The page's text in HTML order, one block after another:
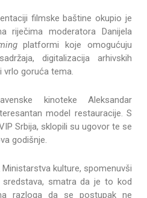
filmske baštine okupio je
riječima moderatora Danijela
platformi koje omogućuju
digitalizacija arhivskih
vrlo goruća tema.
kinoteke Aleksandar
model restauracije. S
Srbija, sklopili su ugovor te se
godišnje.
kulture, spomenuvši
smatra da je to kod
razloga da se postupak ne